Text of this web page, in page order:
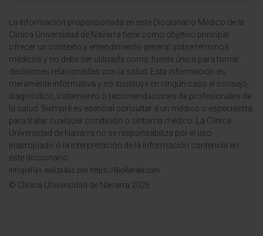
La información proporcionada en este Diccionario Médico de la
Clínica Universidad de Navarra tiene como objetivo principal
ofrecer un contexto y entendimiento general sobre términos
médicos y no debe ser utilizada como fuente única para tomar
decisiones relacionadas con la salud. Esta información es
meramente informativa y no sustituye en ningún caso el consejo,
diagnóstico, tratamiento o recomendaciones de profesionales de
la salud. Siempre es esencial consultar a un médico o especialista
para tratar cualquier condición o síntoma médico. La Clínica
Universidad de Navarra no se responsabiliza por el uso
inapropiado o la interpretación de la información contenida en
este diccionario.
Infografías realizadas con https://BioRender.com
© Clínica Universidad de Navarra 2026